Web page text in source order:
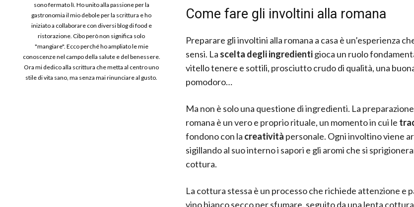
sono fermato lì. Ho unito alla passione per la
gastronomia il mio debole per la scrittura e ho
iniziato a collaborare con diversi blog di food e
ristorazione. Cibo però non significa solo
"mangiare". Ecco perché ho ampliato le mie
conoscenze nel campo della salute e del benessere.
Ora mi dedico alla scrittura che metta al centro uno
stile di vita sano, ma senza mai rinunciare al gusto.
Come fare gli involtini alla romana
Preparare gli involtini alla romana a casa è un’esperienza
sensi. La scelta degli ingredientigioca un ruolo
vitello tenere e sottili, prosciutto crudo di qualità, una
pomodoro…
Ma non è solo una questione di ingredienti. La
romana è un vero e proprio rituale, un momento in cui le
fondono con la creatività personale. Ogni involtino viene
sigillando al suo interno i sapori e gli aromi che si
cottura.
La cottura stessa è un processo che richiede attenzione e
vino bianco secco per sfumare, seguito da una lenta